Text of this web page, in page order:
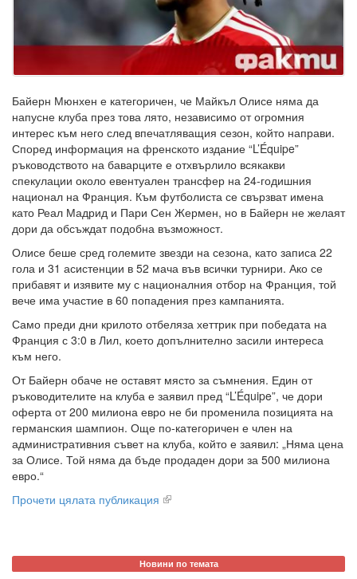
Байерн Мюнхен е категоричен, че Майкъл Олисе няма да
напусне клуба през това лято, независимо от огромния
интерес към него след впечатляващия сезон, който направи.
Според информация на френското издание “L’Équipe”
ръководството на баварците е отхвърлило всякакви
спекулации около евентуален трансфер на 24-годишния
национал на Франция. Към футболиста се свързват имена
като Реал Мадрид и Пари Сен Жермен, но в Байерн не желаят
дори да обсъждат подобна възможност.
Олисе беше сред големите звезди на сезона, като записа 22
гола и 31 асистенции в 52 мача във всички турнири. Ако се
прибавят и изявите му с националния отбор на Франция, той
вече има участие в 60 попадения през кампанията.
Само преди дни крилото отбеляза хеттрик при победата на
Франция с 3:0 в Лил, което допълнително засили интереса
към него.
От Байерн обаче не оставят място за съмнения. Един от
ръководителите на клуба е заявил пред “L’Équipe”, че дори
оферта от 200 милиона евро не би променила позицията на
германския шампион. Още по-категоричен е член на
административния съвет на клуба, който е заявил: „Няма цена
за Олисе. Той няма да бъде продаден дори за 500 милиона
евро.“
Прочети цялата публикация
Новини по темата